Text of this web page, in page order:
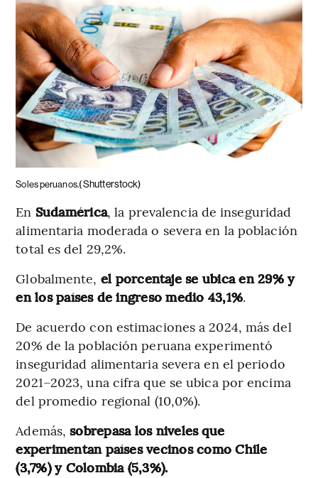
Soles peruanos.( Shutterstock)
En Sudamérica, la prevalencia de inseguridad
alimentaria moderada o severa en la población
total es del 29,2%.
Globalmente, el porcentaje se ubica en 29% y
en los países de ingreso medio 43,1%.
De acuerdo con estimaciones a 2024, más del
20% de la población peruana experimentó
inseguridad alimentaria severa en el periodo
2021–2023, una cifra que se ubica por encima
del promedio regional (10,0%).
Además,sobrepasa los niveles que
experimentan países vecinos como Chile
(3,7%) y Colombia (5,3%).